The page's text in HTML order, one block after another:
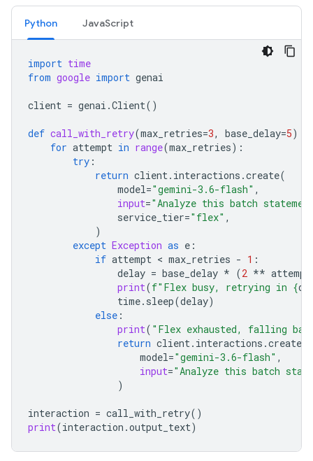
Python JavaScript
import time
from google import genai
client = genai .Client()
def call_with_retry(max_retries=3, base_delay=5):
for attempt in range(max_retries):
try :
return client. interactions .create(
model="gemini-3.6-flash" ,
input="Analyze this batch
service_tier="flex" ,
)
except Exception as e :
if attempt < max_retries - 1 :
delay = base_delay * (2 ** attempt
print(f"Flex busy, retrying in {
time. sleep(delay)
else :
print( "Flex exhausted, falling
return client. interactions .create
model="gemini-3.6-flash" ,
input="Analyze this batch
)
interaction = call_with_retry()
print(interaction .output_text)